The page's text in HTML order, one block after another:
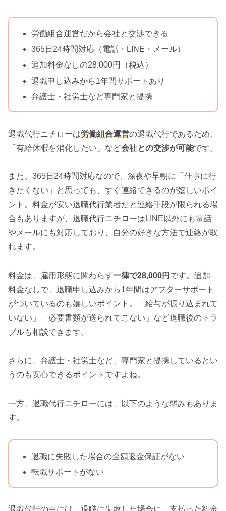
労働組合運営だから会社と交渉できる
365日24時間対応（電話・LINE・メール）
追加料金なしの28,000円（税込）
退職申し込みから1年間サポートあり
弁護士・社労士など専門家と提携
退職代行ニチローは労働組合運営の退職代行であるため、
「有給休暇を消化したい」など会社との交渉が可能です。
また、365日24時間対応なので、深夜や早朝に「仕事に行
きたくない」と思っても、すぐ連絡できるのが嬉しいポイ
ント。料金が安い退職代行業者だと連絡手段が限られる場
合もありますが、退職代行ニチローはLINE以外にも電話
やメールにも対応しており、自分の好きな方法で連絡が取
れます。
料金は、雇用形態に関わらず一律で28,000円 です。追加
料金なしで、退職申し込みから1年間はアフターサポート
がついているのも嬉しいポイント。「給与が振り込まれて
いない」「必要書類が送られてこない」など退職後のトラ
ブルも相談できます。
さらに、弁護士・社労士など、専門家と提携しているとい
うのも安心できるポイントですよね。
一方、退職代行ニチローには、以下のような弱みもありま
す。
退職に失敗した場合の全額返金保証がない
転職サポートがない
退職代行の中には、退職に失敗した場合に、支払った料金